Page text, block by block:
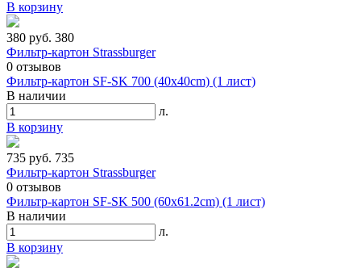
В корзину
380 руб. 380
Фильтр-картон Strassburger
0 отзывов
Фильтр-картон SF-SK 700 (40x40cm) (1 лист)
В наличии
л.
В корзину
735 руб. 735
Фильтр-картон Strassburger
0 отзывов
Фильтр-картон SF-SK 500 (60х61.2cm) (1 лист)
В наличии
л.
В корзину